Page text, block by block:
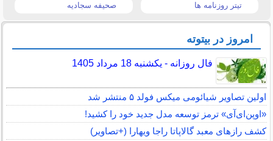
تیتر روزنامه ها صحیفه سجادیه
امروز در بیتوته
فال روزانه - یکشنبه 18 مرداد 1405
اولین تصاویر شیائومی میکس فولد ۵ منتشر شد
«اوپن‌ای‌آی» ترمز توسعه مدل جدید خود را کشید!
کشف رازهای معبد گالاپاتا راجا ویهارا (+تصاویر)